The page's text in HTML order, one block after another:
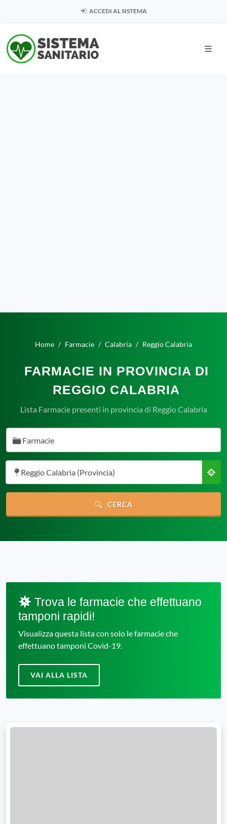
ACCEDI AL SISTEMA
Home Farmacie Calabria Reggio Calabria
FARMACIE IN PROVINCIA DI
REGGIO CALABRIA
Lista Farmacie presenti in provincia di Reggio Calabria
Farmacie
Reggio Calabria (Provincia)
CERCA
Trova le farmacie che effettuano
tamponi rapidi!
Visualizza questa lista con solo le farmacie che
effettuano tamponi Covid-19.
VAI ALLA LISTA